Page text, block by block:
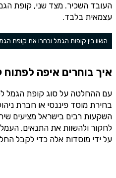
העובד השכיר. מצד שני, קופת
עצמאית בלבד.
השוו בין קופות הגמל ובחרו את קופת
איך בוחרים איפה
עם ההחלטה על סוג קופת הגמל
בחירת מוסד פיננסי או חברת
השקעות רבים בישראל מציעים
לחקור ולהשוות את התנאים,
על ידי מוסדות אלה כדי לקבל